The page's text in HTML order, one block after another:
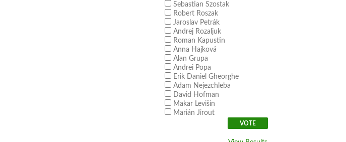
Sebastian Szostak
Robert Roszak
Jaroslav Petrák
Andrej Rozaljuk
Roman Kapustin
Anna Hajková
Alan Grupa
Andrei Popa
Erik Daniel Gheorghe
Adam Nejezchleba
David Hofman
Makar Levišin
Marián Jirout